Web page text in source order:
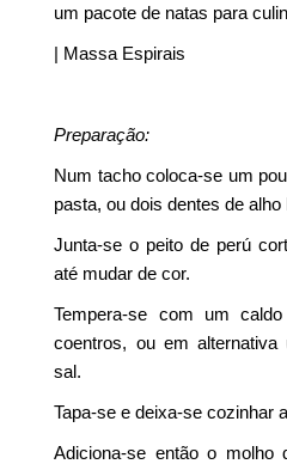
um pacote de natas para
| Massa Espirais
Preparação:
Num tacho coloca-se um
pasta, ou dois dentes de
Junta-se o peito de perú
até mudar de cor.
Tempera-se com um
coentros, ou em
sal.
Tapa-se e deixa-se cozinhar
Adiciona-se então o